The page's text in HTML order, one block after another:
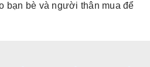
bạn bè và người thân mua để